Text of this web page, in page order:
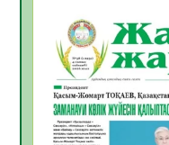
Құрылтай үшін
05.08.2026
ӘРБІР ДАУЫС
ҚОСЫЛҒАН
05.08.2026